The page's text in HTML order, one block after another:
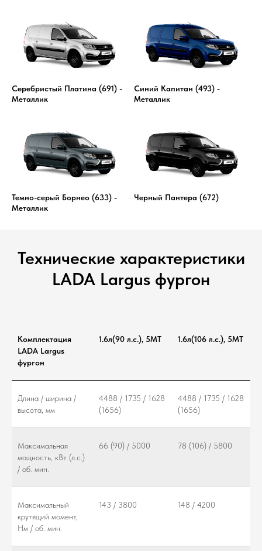
Серебристый Платина (691) -
Металлик
Синий Капитан (493) -
Металлик
Темно-серый Борнео (633) -
Металлик
Черный Пантера (672)
Технические характеристики
LADA Largus фургон
Комплектация
LADA Largus
фургон
1.6л(90 л.с.), 5МТ 1.6л(106 л.с.), 5МТ
Длина / ширина /
высота, мм
4488 / 1735 / 1628
(1656)
4488 / 1735 / 1628
(1656)
Максимальная
мощность, кВт (л.с.)
/ об. мин.
66 (90) / 5000 78 (106) / 5800
Максимальный
крутящий момент,
Нм / об. мин.
143 / 3800 148 / 4200